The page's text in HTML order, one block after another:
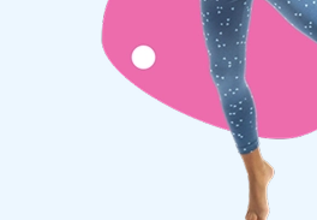
JB: Van springkussen
ontwikkelaar
We staan bekend om ons ruime
en allerlei andere inflatables en
ontwikkelde Softplay assortiment
speelomgeving en kunnen kinderen